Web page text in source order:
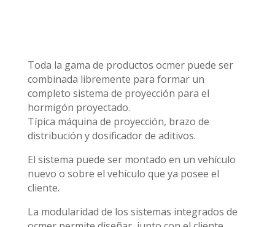
Toda la gama de productos ocmer puede ser
combinada libremente para formar un
completo sistema de proyección para el
hormigón proyectado.
Típica máquina de proyección, brazo de
distribución y dosificador de aditivos.
El sistema puede ser montado en un vehículo
nuevo o sobre el vehículo que ya posee el
cliente.
La modularidad de los sistemas integrados de